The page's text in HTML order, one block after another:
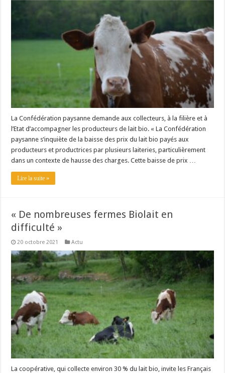
Un été fructueux pour Lactalis
La Confédération paysanne demande aux collecteurs, à la filière et à
l’Etat d’accompagner les producteurs de lait bio. « La Confédération
paysanne s’inquiète de la baisse des prix du lait bio payés aux
producteurs et productrices par plusieurs laiteries, particulièrement
dans un contexte de hausse des charges. Cette baisse de prix …
Lire la suite »
« De nombreuses fermes Biolait en
difficulté »
20 octobre 2021 Actu
La coopérative, qui collecte environ 30 % du lait bio, invite les Français